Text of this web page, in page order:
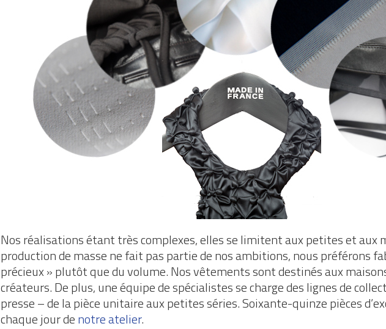
Nos réalisations étant très complexes, elles se limitent aux petites et aux
production de masse ne fait pas partie de nos ambitions, nous préférons
précieux » plutôt que du volume. Nos vêtements sont destinés aux
créateurs. De plus, une équipe de spécialistes se charge des lignes de
presse – de la pièce unitaire aux petites séries. Soixante-quinze pièces
chaque jour denotre atelier.